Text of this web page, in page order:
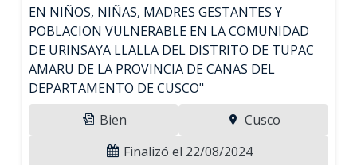
EN NIÑOS, NIÑAS, MADRES GESTANTES Y
POBLACION VULNERABLE EN LA COMUNIDAD
DE URINSAYA LLALLA DEL DISTRITO DE TUPAC
AMARU DE LA PROVINCIA DE CANAS DEL
DEPARTAMENTO DE CUSCO"
Bien
Cusco
Finalizó el 22/08/2024